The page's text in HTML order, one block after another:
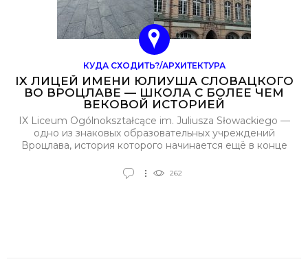
КУДА СХОДИТЬ?/АРХИТЕКТУРА
IX ЛИЦЕЙ ИМЕНИ ЮЛИУША СЛОВАЦКОГО
ВО ВРОЦЛАВЕ — ШКОЛА С БОЛЕЕ ЧЕМ
ВЕКОВОЙ ИСТОРИЕЙ
IX Liceum Ogólnokształcące im. Juliusza Słowackiego —
одно из знаковых образовательных учреждений
Вроцлава, история которого начинается ещё в конце
как народная школа «Kanonenhof» на месте бывшей
литейной мастерской. Проект разработали известные
262